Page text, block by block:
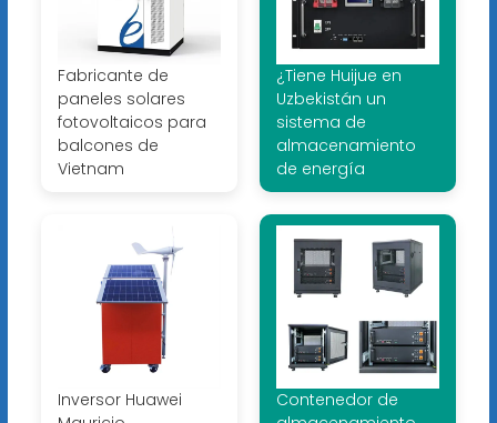
Fabricante de
paneles solares
fotovoltaicos para
balcones de
Vietnam
¿Tiene Huijue en
Uzbekistán un
sistema de
almacenamiento
de energía
Inversor Huawei
Contenedor de